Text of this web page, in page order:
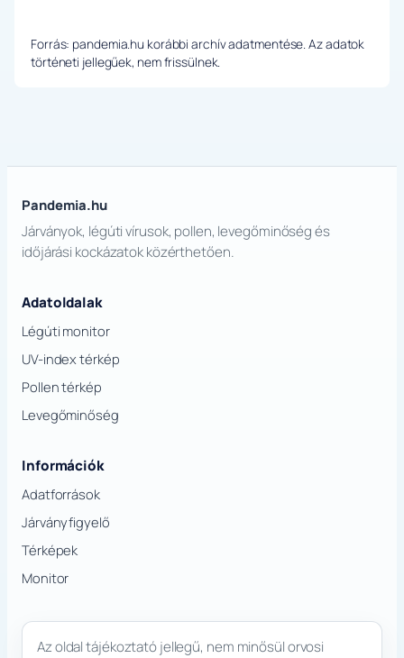
Forrás: pandemia.hu korábbi archív adatmentése. Az adatok
történeti jellegűek, nem frissülnek.
Pandemia.hu
Járványok, légúti vírusok, pollen, levegőminőség és
időjárási kockázatok közérthetően.
Adatoldalak
Légúti monitor
UV-index térkép
Pollen térkép
Levegőminőség
Információk
Adatforrások
Járványfigyelő
Térképek
Monitor
Az oldal tájékoztató jellegű, nem minősül orvosi